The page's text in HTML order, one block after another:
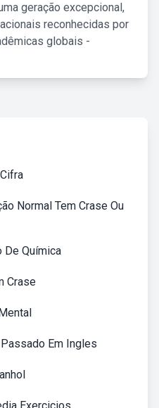
geração excepcional,
reconhecidas por
globais -
Normal Tem Crase Ou
De Química
Crase
Em Ingles